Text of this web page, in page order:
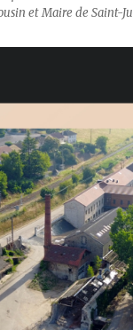
et Maire de